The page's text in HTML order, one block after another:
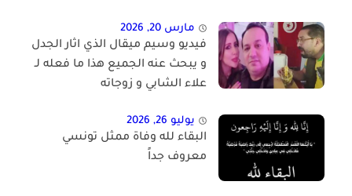
مارس 20, 2026
فيديو وسيم ميقال الذي اثار الجدل
و يبحث عنه الجميع هذا ما فعله لـ
علاء الشابي و زوجاته
يوليو 26, 2026
البقاء لله وفاة ممثل تونسي
معروف جداً